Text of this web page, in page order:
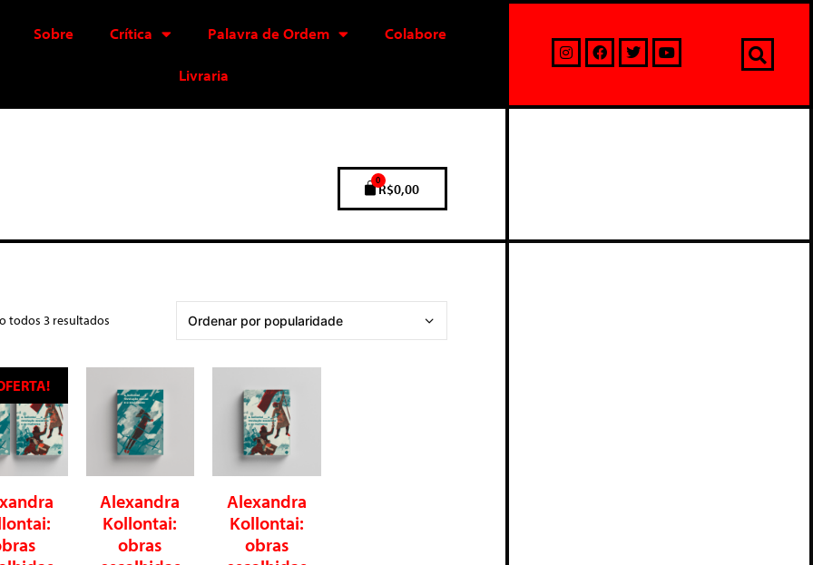
Sobre Crítica Palavra de Ordem Colabore
Livraria
R$0,00
0
todos 3 resultados
Alexandra
Kollontai:
obras
Alexandra
Kollontai:
obras